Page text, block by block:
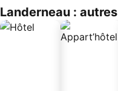
Landerneau :